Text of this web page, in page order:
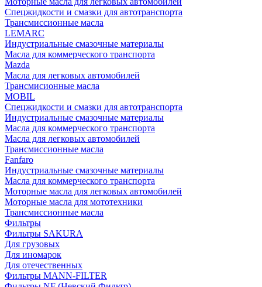
Спецжидкости и смазки для автотранспорта
Трансмиссионные масла
LEMARC
Индустриальные смазочные материалы
Масла для коммерческого транспорта
Mazda
Масла для легковых автомобилей
Трансмисионные масла
MOBIL
Cпецжидкости и смазки для автотранспорта
Индустриальные смазочные материалы
Масла для коммерческого транспорта
Масла для легковых автомобилей
Трансмиссионные масла
Fanfaro
Индустриальные смазочные материалы
Масла для коммерческого транспорта
Моторные масла для легковых автомобилей
Моторные масла для мототехники
Трансмиссионные масла
Фильтры
Фильтры SAKURA
Для грузовых
Для иномарок
Для отечественных
Фильтры MANN-FILTER